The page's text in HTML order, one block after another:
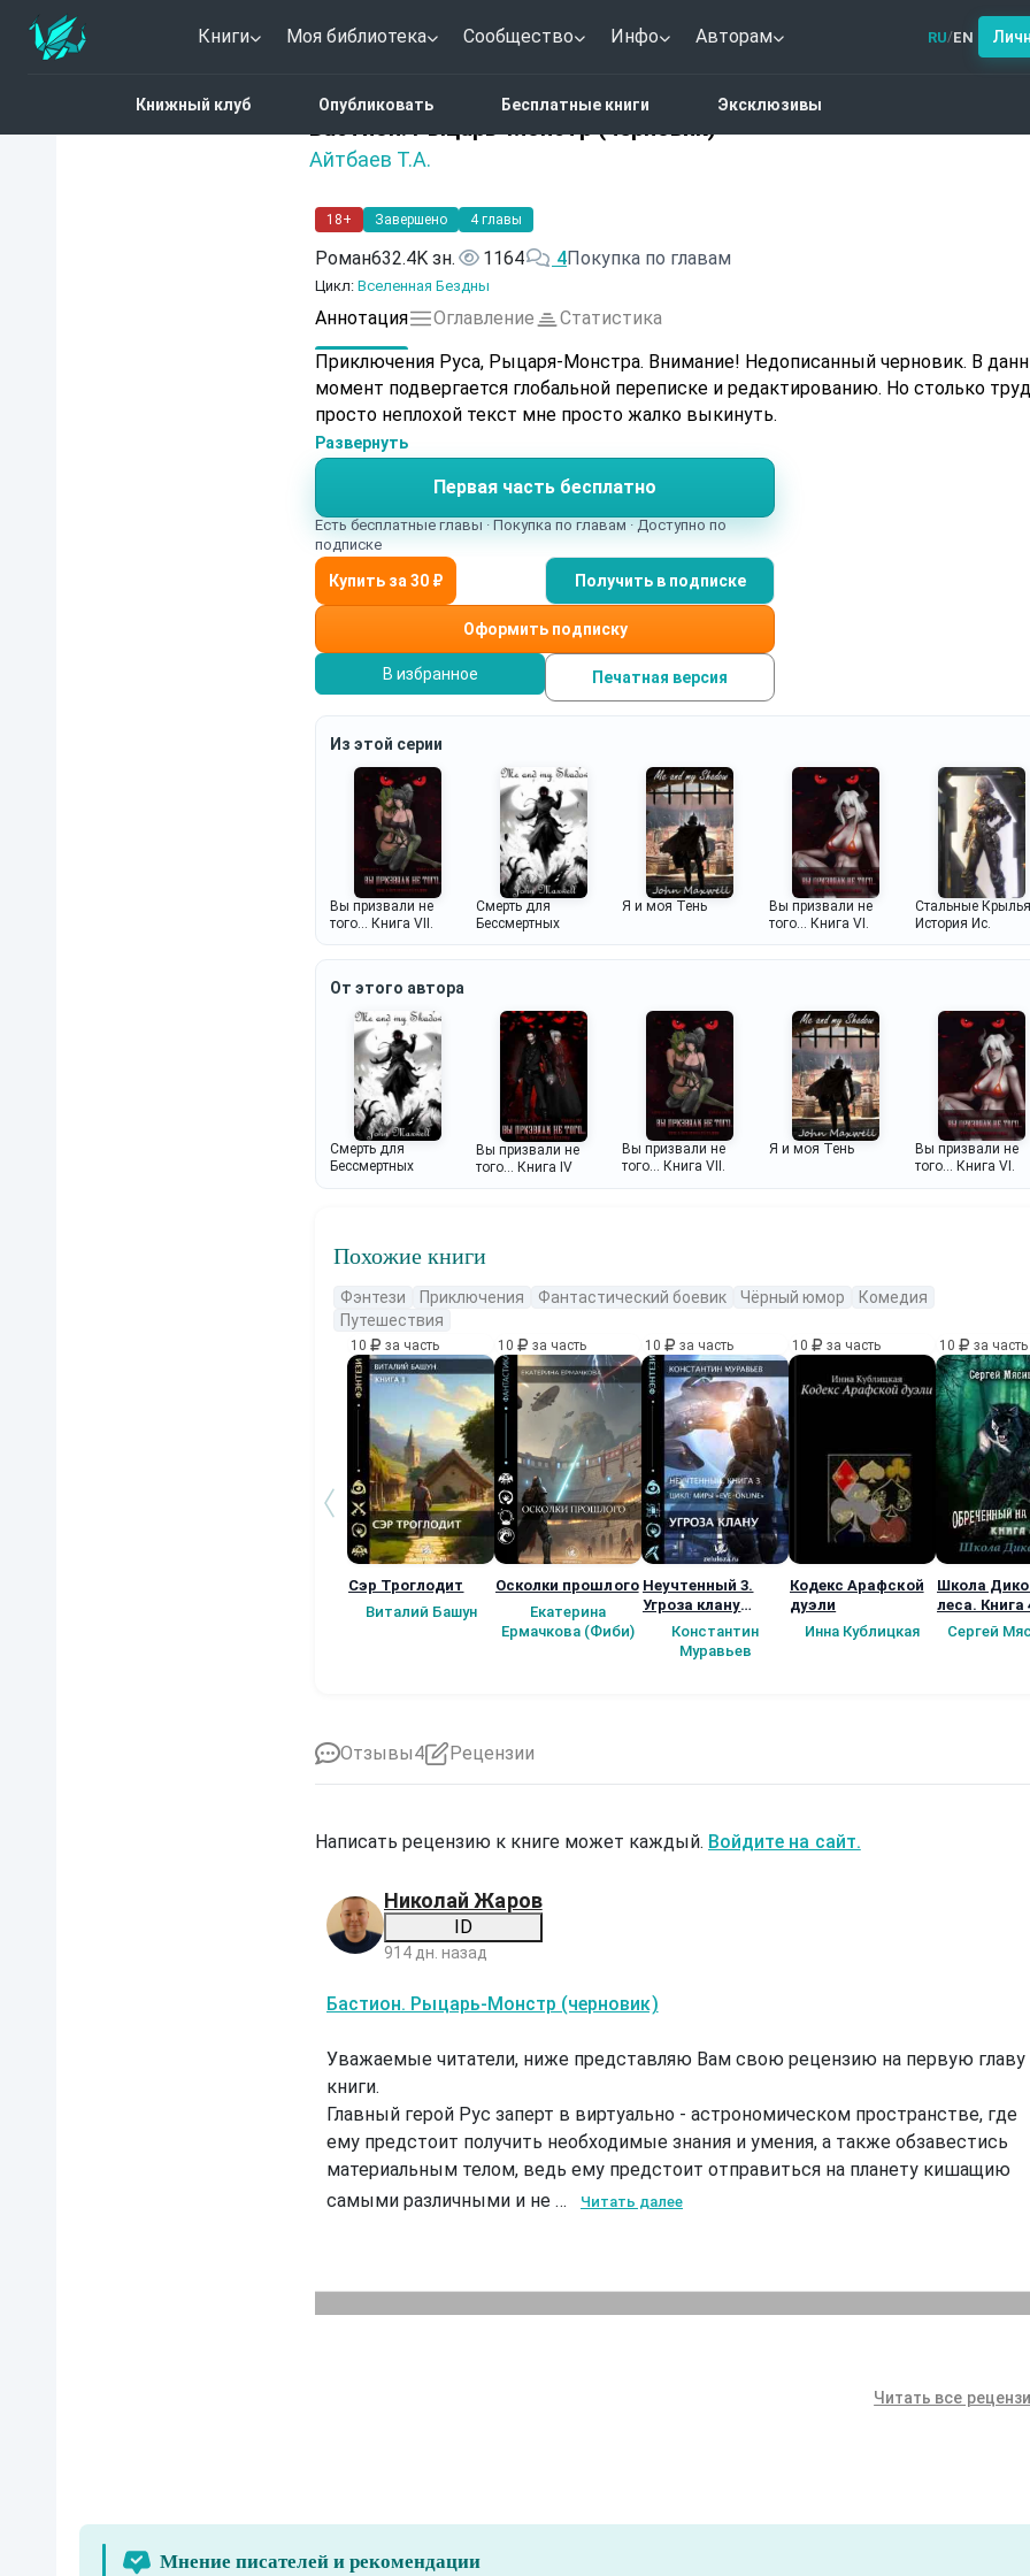
Книги Моя библиотека Сообщество Инфо Авторам RU/EN
Книжный клуб Опубликовать Бесплатные книги Эксклюзивы
Бастион. Рыцарь-Монстр (черновик)
Айтбаев Т.А.
5 (11)
18+ Завершено 4 главы
Роман632.4K зн. 1164 4Покупка по главам
Цикл: Вселенная Бездны
Аннотация Оглавление
Статистика
Приключения Руса, Рыцаря-Монстра. Внимание! Недописанный черновик. В
момент подвергается глобальной переписке и редактированию. Но столько
просто неплохой текст мне просто жалко выкинуть.
Развернуть
Первая часть бесплатно
Есть бесплатные главы · Покупка по главам · Доступно по
подписке
Получить в подписке
Оформить подписку
В избранное Печатная версия
Из этой серии
Вы призвали не
того... Книга VII.
Смерть для
Бессмертных
Я и моя Тень
Вы призвали не
того... Книга VI.
Стальные
История Ис.
От этого автора
Смерть для
Бессмертных
Вы призвали не
того... Книга IV
Вы призвали не
того... Книга VII.
Я и моя Тень
Вы призвали не
того... Книга VI.
Похожие книги
Фэнтези Приключения Фантастический боевик Чёрный юмор
Комедия
Путешествия
10 за часть
Сэр Троглодит
Виталий Башун
10 за часть
Осколки прошлого
Екатерина
Ермачкова (Фиби)
10 за часть
Неучтенный 3.
Угроза клану
(Альтернативное
продолжение)
Константин
Муравьев
10 за часть
Кодекс Арафской
дуэли
Инна Кублицкая
10 за часть
Школа
леса. Книга
Сергей
Отзывы4 Рецензии
Написать рецензию к книге может каждый. Войдите на сайт.
Николай Жаров
ID
914 дн. назад
Б
а
т
и
о
н.
Р
ы
ц
а
р
н
с
)
У
Бастион. Рыцарь-Монстр (черновик)
Уважаемые читатели, ниже представляю Вам свою рецензию на первую главу
книги.
Главный герой Рус заперт в виртуально - астрономическом пространстве, где
ему предстоит получить необходимые знания и умения, а также обзавестись
материальным телом, ведь ему предстоит отправиться на планету кишащию
самыми различными и не …
Читать далее
Читать все
Мнение писателей и рекомендации